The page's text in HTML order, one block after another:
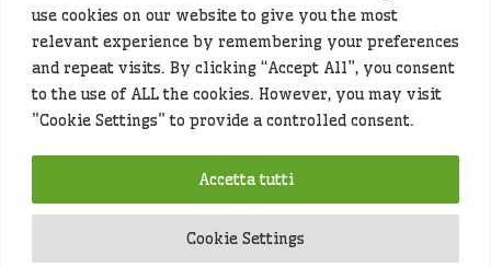
use cookies on our website to give you the most
relevant experience by remembering your preferences
and repeat visits. By clicking “Accept All”, you consent
to the use of ALL the cookies. However, you may visit
"Cookie Settings" to provide a controlled consent.
Cookie Settings
Accetta tutti
Alcuni articoli sono generati in bozza rielaborando, con
l'intelligenza artificiale generativa, contenuti
provenienti da fonti istituzionali e altri siti di interesse
locale. Prima della pubblicazioni l'articolo viene
controllato dalla redazione.
Hey che fine fanno i miei dati (privacy policy)